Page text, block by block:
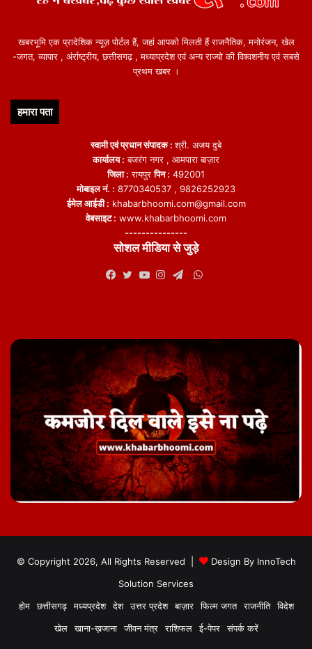
खबरभूमि एक प्रादेशिक न्यूज़ पोर्टल हैं, जहां आपको मिलती हैं राजनैतिक, मनोरंजन, खेल
-जगत, व्यापार , अंर्राष्ट्रीय, छत्तीसगढ़ , मध्याप्रदेश एवं अन्य राज्यो की विश्वशनीय एवं सबसे
प्रथम खबर ।
हमारा पता
स्वामी एवं प्रधान संपादक :श्री. अजय दुबे
कार्यालय : बजरंग नगर , आमपारा बाज़ार
जिला : रायपुरपिन : 492001
मोबाइल नं. : 8770340537 , 9826252923
ईमेल आईडी : khabarbhoomi.com@gmail.com
वेबसाइट : www.khabarbhoomi.com
---------------
सोशल मीडिया से जुड़े
WhatsApp
© Copyright 2026, All Rights Reserved | Design By InnoTech
Solution Services
होम
छत्तीसगढ़ मध्यप्रदेश देश उत्तर प्रदेश बाज़ार फिल्म जगत राजनीति
विदेश
खेल
खाना-ख़जाना जीवन मंत्र राशिफल ई-पेपर संपर्क करें